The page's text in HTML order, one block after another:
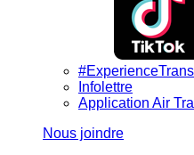
Infolettre
Application Air
Nous joindre